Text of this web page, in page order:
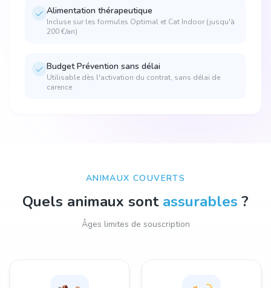
Alimentation thérapeutique
Incluse sur les formules Optimal et Cat Indoor (jusqu'à
200 €/an)
Budget Prévention sans délai
Utilisable dès l'activation du contrat, sans délai de
carence
ANIMAUX COUVERTS
Quels animaux sont assurables ?
Âges limites de souscription